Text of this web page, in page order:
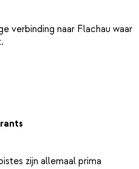
verbinding naar Flachau waar
zijn allemaal prima